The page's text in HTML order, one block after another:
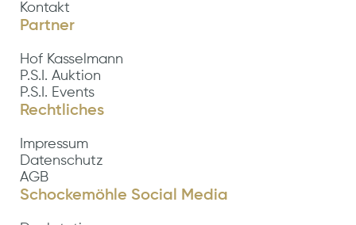
Kontakt
Partner
Hof Kasselmann
P.S.I. Auktion
P.S.I. Events
Rechtliches
Impressum
Datenschutz
AGB
Schockemöhle Social Media